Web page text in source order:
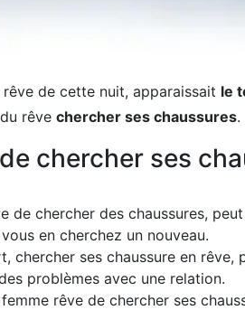
de cette nuit, apparaissait le
rêve chercher ses chaussures.
chercher ses
de chercher des chaussures,
en cherchez un nouveau.
chercher ses chaussure en rêve,
problèmes avec une relation.
rêve de chercher ses